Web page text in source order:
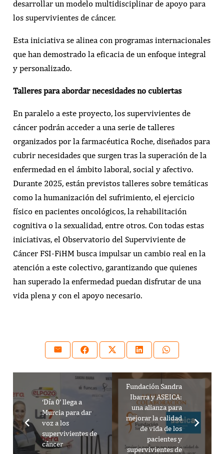
desarrollar un modelo multidisciplinar de apoyo para
los supervivientes de cáncer.
Esta iniciativa se alinea con programas internacionales
que han demostrado la eficacia de un enfoque integral
y personalizado.
Talleres para abordar necesidades no cubiertas
En paralelo a este proyecto, los supervivientes de
cáncer podrán acceder a una serie de talleres
organizados por la farmacéutica Roche, diseñados para
cubrir necesidades que surgen tras la superación de la
enfermedad en el ámbito laboral, social y afectivo.
Durante 2025, están previstos talleres sobre temáticas
como la humanización del sufrimiento, el ejercicio
físico en pacientes oncológicos, la rehabilitación
cognitiva o la sexualidad, entre otros. Con todas estas
iniciativas, el Observatorio del Superviviente de
Cáncer FSI-FiHM busca impulsar un cambio real en la
atención a este colectivo, garantizando que quienes
han superado la enfermedad puedan disfrutar de una
vida plena y con el apoyo necesario.
‘Día 0’ llega a
Murcia para dar
voz a los
supervivientes de
cáncer
Fundación Sandra
Ibarra y ASEICA:
una alianza para
mejorar la calidad
de vida de los
pacientes y
supervivientes de